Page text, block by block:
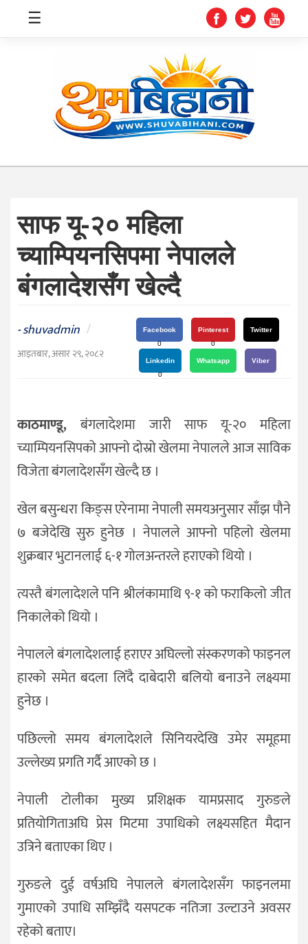
स्वास्थ्य
संघीय
प्रविधि
जीवनशैली
दर्शन
/
संस्कृति
राजनीति
☰
साफ यू-२० महिला
च्याम्पियनसिपमा नेपालले
बंगलादेशसँग खेल्दै
-shuvadmin /
आइतबार, असार २९, २०८२
Facebook
0
Pinterest
0
Twitter
Linkedin
0
Whatsapp Viber
काठमाण्डू, बंगलादेशमा जारी साफ यू-२० महिला
च्याम्पियनसिपको आफ्नो दोस्रो खेलमा नेपालले आज साविक
विजेता बंगलादेशसँग खेल्दै छ ।
खेल बसुन्धरा किङ्स एरेनामा नेपाली समयअनुसार साँझ पौने
७ बजेदेखि सुरु हुनेछ । नेपालले आफ्नो पहिलो खेलमा
शुक्रबार भुटानलाई ६-१ गोलअन्तरले हराएको थियो ।
त्यस्तै बंगलादेशले पनि श्रीलंकामाथि ९-१ को फराकिलो जीत
निकालेको थियो ।
नेपालले बंगलादेशलाई हराएर अघिल्लो संस्करणको फाइनल
हारको समेत बदला लिँदै दाबेदारी बलियो बनाउने लक्ष्यमा
हुनेछ ।
पछिल्लो समय बंगलादेशले सिनियरदेखि उमेर समूहमा
उल्लेख्य प्रगति गर्दै आएको छ ।
नेपाली टोलीका मुख्य प्रशिक्षक यामप्रसाद गुरुङले
प्रतियोगिताअघि प्रेस मिटमा उपाधिको लक्ष्यसहित मैदान
उत्रिने बताएका थिए ।
गुरुङले दुई वर्षअघि नेपालले बंगलादेशसँग फाइनलमा
गुमाएको उपाधि सम्झिँदै यसपटक नतिजा उल्टाउने अवसर
रहेको बताए।